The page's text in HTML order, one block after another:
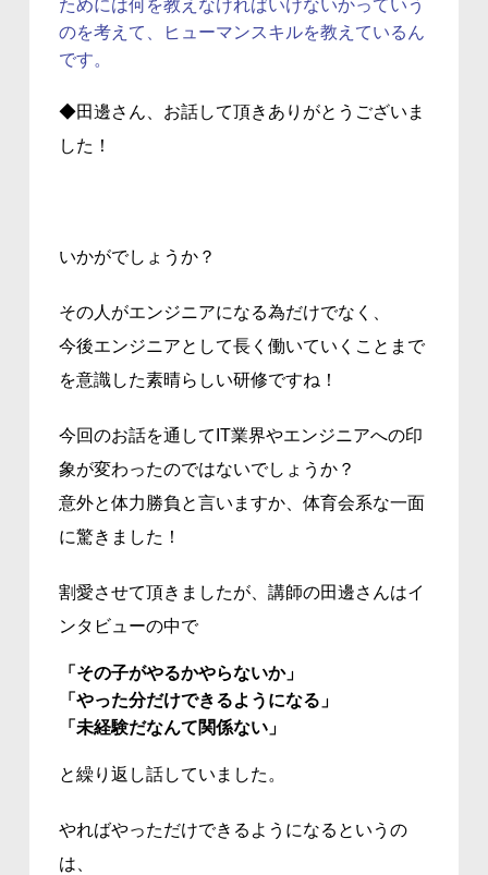
ためには何を教えなければいけないかっていう
のを考えて、ヒューマンスキルを教えているん
です。
◆田邊さん、お話して頂きありがとうございま
した！
いかがでしょうか？
その人がエンジニアになる為だけでなく、
今後エンジニアとして長く働いていくことまで
を意識した素晴らしい研修ですね！
今回のお話を通してIT業界やエンジニアへの印
象が変わったのではないでしょうか？
意外と体力勝負と言いますか、体育会系な一面
に驚きました！
割愛させて頂きましたが、講師の田邊さんはイ
ンタビューの中で
「その子がやるかやらないか」
「やった分だけできるようになる」
「未経験だなんて関係ない」
と繰り返し話していました。
やればやっただけできるようになるというの
は、